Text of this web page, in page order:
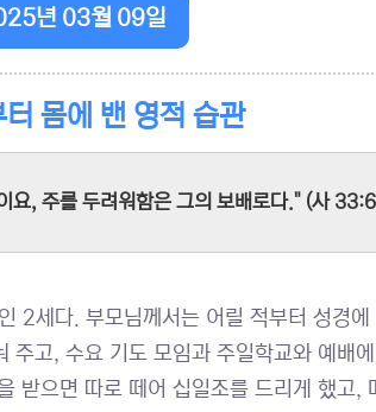
년 03월 09일
터 몸에 밴 영적 습관
요, 주를 두려워함은 그의 보배로다." (사
2세다. 부모님께서는 어릴 적부터 성경에
고, 수요 기도 모임과 주일학교와 예배
받으면 따로 떼어 십일조를 드리게 했고,